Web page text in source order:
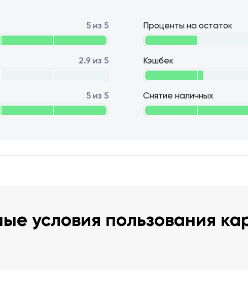
Проценты на остаток
Кэшбек
Снятие наличных
5 из 5
2.9 из 5
5 из 5
условия пользования